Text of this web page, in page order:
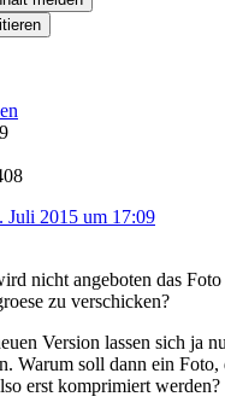
Juli 2015 um 17:09
nicht angeboten das
zu verschicken?
Version lassen sich ja
Warum soll dann ein
erst komprimiert werden?